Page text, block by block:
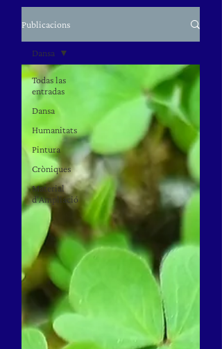
Publicacions
Todas las
entradas
Dansa
Humanitats
Pintura
Cròniques
Material
d'Ampliació
Dansa